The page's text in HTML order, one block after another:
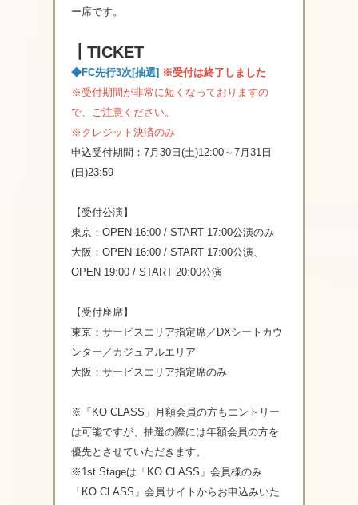
ー席です。
┃TICKET
◆FC先行3次[抽選] ※受付は終了しました
※受付期間が非常に短くなっておりますの
で、ご注意ください。
※クレジット決済のみ
申込受付期間：7月30日(土)12:00～7月31日
(日)23:59
【受付公演】
東京：OPEN 16:00 / START 17:00公演のみ
大阪：OPEN 16:00 / START 17:00公演、
OPEN 19:00 / START 20:00公演
【受付座席】
東京：サービスエリア指定席／DXシートカウ
ンター／ カジュアルエリア
大阪：サービスエリア指定席のみ
※「KO CLASS」月額会員の方もエントリー
は可能ですが、抽選の際には年額会員の方を
優先とさせていただきます。
※1st Stageは「KO CLASS」会員様のみ
「KO CLASS」会員サイトからお申込みいた